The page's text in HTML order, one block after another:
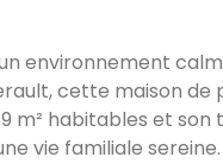
environnement
cette maison
m² habitables et
vie familiale sereine.